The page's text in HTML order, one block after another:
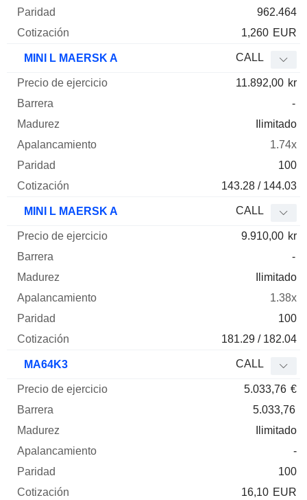
962.464
1,260 EUR
MINI L MAERSK A CALL
11.892,00 kr
-
Ilimitado
1.74x
100
143.28 / 144.03
MINI L MAERSK A CALL
9.910,00 kr
-
Ilimitado
1.38x
100
181.29 / 182.04
MA64K3 CALL
5.033,76 €
5.033,76
Ilimitado
-
100
16,10 EUR